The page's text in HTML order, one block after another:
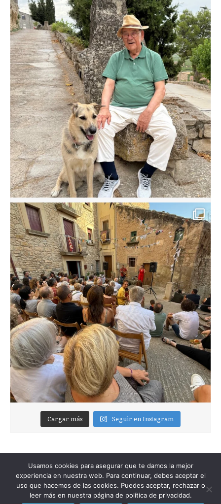
Cargar más Seguir en Instagram
Copyright © 2026 Foixblog . All Rights Reserved.
Usamos cookies para asegurar que te damos la mejor
experiencia en nuestra web. Para continuar, debes aceptar el
uso que hacemos de las cookies. Puedes aceptar, rechazar o
leer más en nuestra página de política de privacidad.